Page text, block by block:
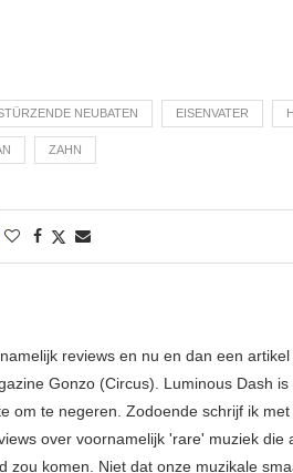
NEUBATEN EISENVATER
ZAHN
reviews en nu en dan een
Gonzo (Circus). Luminous Dash is
om te negeren. Zodoende schrijf ik met
over voornamelijk 'rare' muziek die
zou komen. Niet dat onze muzikale